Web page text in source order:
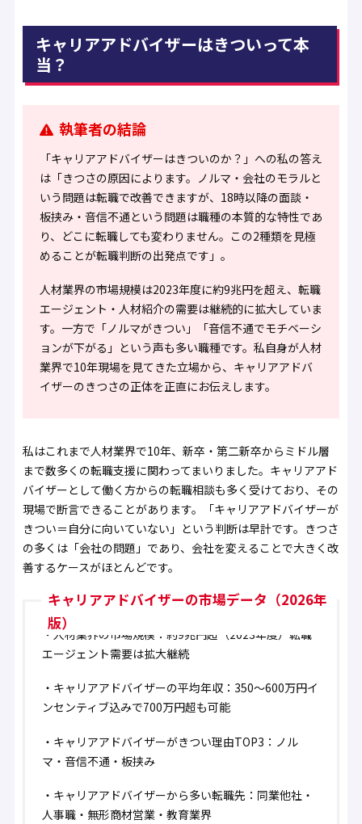
キャリアアドバイザーはきついって本
当？
執筆者の結論
「キャリアアドバイザーはきついのか？」への私の答え
は「きつさの原因によります。ノルマ・会社のモラルと
いう問題は転職で改善できますが、18時以降の面談・
板挟み・音信不通という問題は職種の本質的な特性であ
り、どこに転職しても変わりません。この2種類を見極
めることが転職判断の出発点です」。
人材業界の市場規模は2023年度に約9兆円を超え、転職
エージェント・人材紹介の需要は継続的に拡大していま
す。一方で「ノルマがきつい」「音信不通でモチベーシ
ョンが下がる」という声も多い職種です。私自身が人材
業界で10年現場を見てきた立場から、キャリアアドバ
イザーのきつさの正体を正直にお伝えします。
私はこれまで人材業界で10年、新卒・第二新卒からミドル層
まで数多くの転職支援に関わってまいりました。キャリアアド
バイザーとして働く方からの転職相談も多く受けており、その
現場で断言できることがあります。
「キャリアアドバイザーが
きつい＝自分に向いていない」という判断は早計です。きつさ
の多くは「会社の問題」であり、会社を変えることで大きく改
善するケースがほとんどです。
キャリアアドバイザーの市場データ（2026年
版）
・人材業界の市場規模：約9兆円超（2023年度） 転職
エージェント需要は拡大継続
・ キャリアアドバイザーの平均年収：350〜600万円イ
ンセンティブ込みで700万円超も可能
・ キャリアアドバイザーがきつい理由TOP3：ノル
マ・音信不通・板挟み
・ キャリアアドバイザーから多い転職先：同業他社・
人事職・無形商材営業・教育業界